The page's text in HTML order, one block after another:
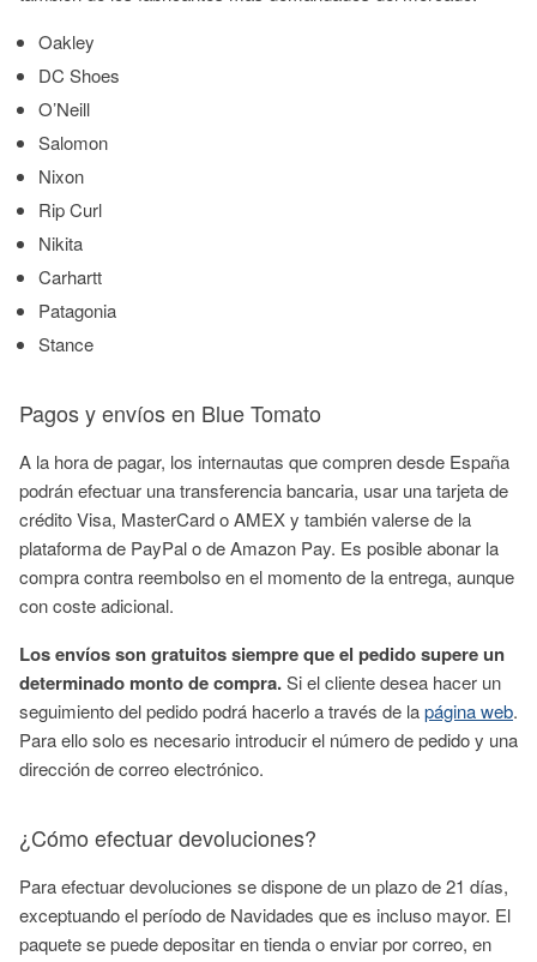
Oakley
DC Shoes
O’Neill
Salomon
Nixon
RipCurl
Nikita
Carhartt
Patagonia
Stance
Pagos y envíos en Blue Tomato
A la hora de pagar, los internautas que compren desde España
podrán efectuar una transferencia bancaria, usar una tarjeta de
crédito Visa, MasterCardoAMEXy también valerse de la
plataforma de PayPalo de Amazon Pay. Es posible abonar la
compra contra reembolso en el momento de la entrega, aunque
con coste adicional.
Los envíos son gratuitos siempre que el pedido supere un
determinado monto de compra.Si el cliente desea hacer un
seguimiento del pedido podrá hacerlo a través de lapágina web.
Para ello solo es necesario introducir el número de pedido y una
dirección de correo electrónico.
¿Cómo efectuar devoluciones?
Para efectuar devoluciones se dispone de un plazo de 21 días,
exceptuando el período de Navidades que es incluso mayor. El
paquete se puede depositar en tienda o enviar por correo, en